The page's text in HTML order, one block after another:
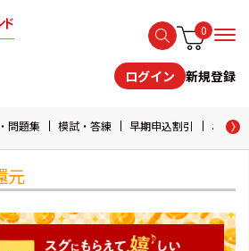
0
ログイン 新規登録
問題集 模試・答練 早期申込割引 おため
元